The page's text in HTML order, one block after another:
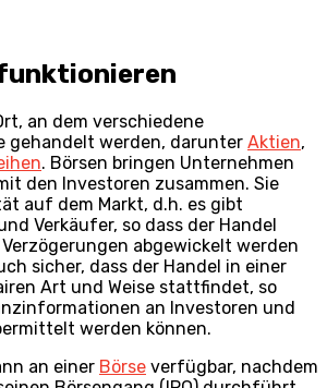
an dem verschiedene
gehandelt werden, darunter Aktien,
. Börsen bringen Unternehmen
den Investoren zusammen. Sie
auf dem Markt, d.h. es gibt
Verkäufer, so dass der Handel
abgewickelt werden
sicher, dass der Handel in einer
Art und Weise stattfindet, so
an Investoren und
werden können.
an einer Börse verfügbar, nachdem